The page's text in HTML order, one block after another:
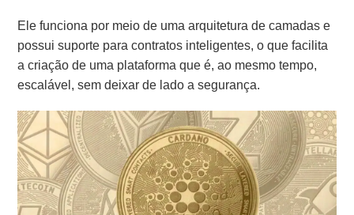
Ele funciona por meio de uma arquitetura de camadas e
possui suporte para contratos inteligentes, o que facilita
a criação de uma plataforma que é, ao mesmo tempo,
escalável, sem deixar de lado a segurança.